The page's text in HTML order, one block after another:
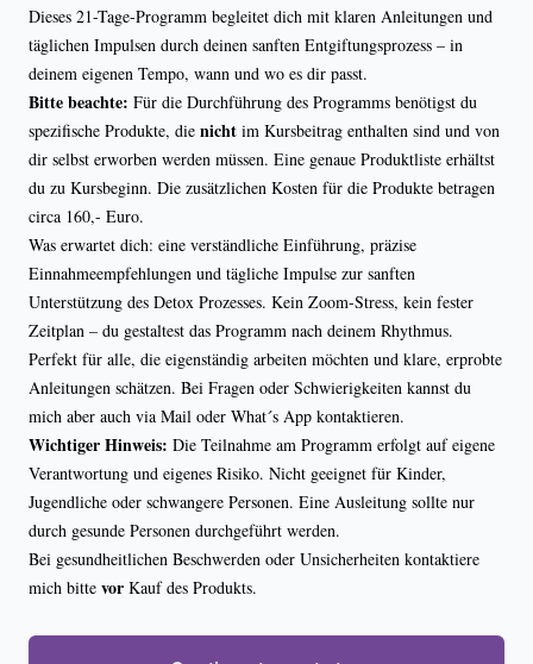
Dieses 21-Tage-Programm begleitet dich mit klaren Anleitungen und
täglichen Impulsen durch deinen sanften Entgiftungsprozess – in
deinem eigenen Tempo, wann und wo es dir passt.
Bitte beachte: Für die Durchführung des Programms benötigst du
spezifische Produkte, die nicht im Kursbeitrag enthalten sind und von
dir selbst erworben werden müssen. Eine genaue Produktliste erhältst
du zu Kursbeginn. Die zusätzlichen Kosten für die Produkte betragen
circa 160,- Euro.
Was erwartet dich: eine verständliche Einführung, präzise
Einnahmeempfehlungen und tägliche Impulse zur sanften
Unterstützung des Detox Prozesses. Kein Zoom-Stress, kein fester
Zeitplan – du gestaltest das Programm nach deinem Rhythmus.
Perfekt für alle, die eigenständig arbeiten möchten und klare, erprobte
Anleitungen schätzen. Bei Fragen oder Schwierigkeiten kannst du
mich aber auch via Mail oder What´s App kontaktieren.
Wichtiger Hinweis: Die Teilnahme am Programm erfolgt auf eigene
Verantwortung und eigenes Risiko. Nicht geeignet für Kinder,
Jugendliche oder schwangere Personen. Eine Ausleitung sollte nur
durch gesunde Personen durchgeführt werden.
Bei gesundheitlichen Beschwerden oder Unsicherheiten kontaktiere
mich bitte vor Kauf des Produkts.